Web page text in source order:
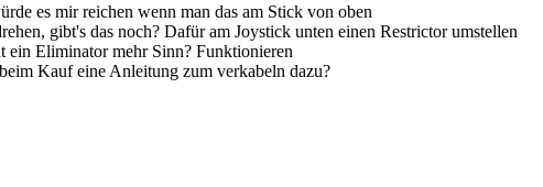
es mir reichen wenn man das am Stick von oben
gibt's das noch? Dafür am Joystick unten einen Restrictor umstellen
ein Eliminator mehr Sinn? Funktionieren
Kauf eine Anleitung zum verkabeln dazu?